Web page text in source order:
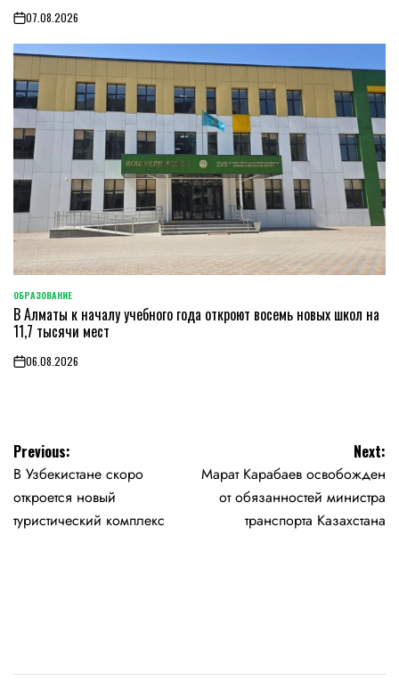
on07.08.2026
POSTED
IN
ОБРАЗОВАНИЕ
В Алматы к началу учебного года откроют восемь новых школ на
11,7 тысячи мест
on06.08.2026
Навигация
по
записям
Previous:
В Узбекистане скоро
откроется новый
туристический комплекс
Next:
Марат Карабаев освобожден
от обязанностей министра
транспорта Казахстана